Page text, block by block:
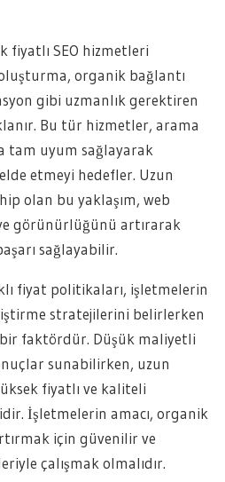
fiyatlı SEO hizmetleri
organik bağlantı
gibi uzmanlık gerektiren
Bu tür hizmetler, arama
tam uyum sağlayarak
etmeyi hedefler. Uzun
olan bu yaklaşım, web
görünürlüğünü artırarak
sağlayabilir.
fiyat politikaları, işletmelerin
stratejilerini belirlerken
faktördür. Düşük maliyetli
sunabilirken, uzun
fiyatlı ve kaliteli
İşletmelerin amacı, organik
için güvenilir ve
çalışmak olmalıdır.